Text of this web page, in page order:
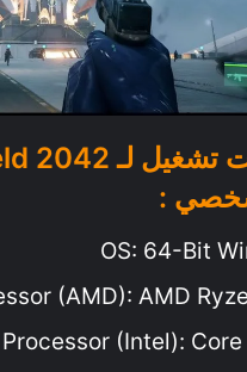
:
OS: 64-Bit
(AMD): AMD
Processor (Intel):